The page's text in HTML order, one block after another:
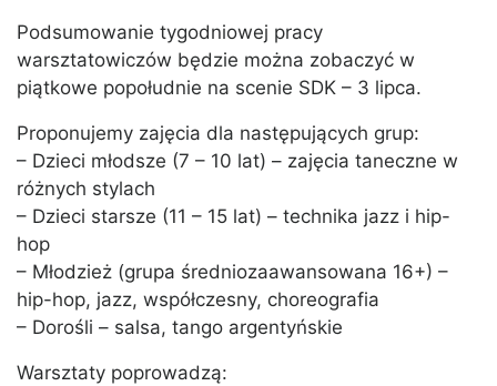
Podsumowanie tygodniowej pracy
warsztatowiczów będzie można zobaczyć w
piątkowe popołudnie na scenie SDK – 3 lipca.
Proponujemy zajęcia dla następujących grup:
– Dzieci młodsze (7 – 10 lat) – zajęcia taneczne w
różnych stylach
– Dzieci starsze (11 – 15 lat) – technika jazz i hip-
hop
– Młodzież (grupa średniozaawansowana 16+) –
hip-hop, jazz, współczesny, choreografia
– Dorośli – salsa, tango argentyńskie
Warsztaty poprowadzą: